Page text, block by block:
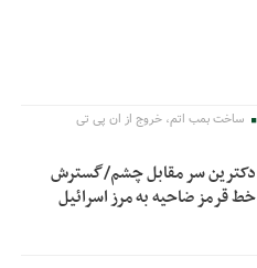
ساخت بمب اتم، خروج از ان پی تی
دکترین سر مقابل چشم/گسترش
خط قرمز ضاحیه به مرز اسرائیل